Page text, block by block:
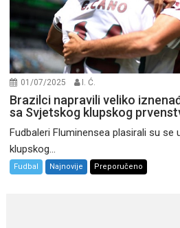
01/07/2025 I. Ć.
Brazilci napravili veliko
sa Svjetskog klupskog
Fudbaleri Fluminensea plasirali su
klupskog...
Fudbal Najnovije Preporučeno